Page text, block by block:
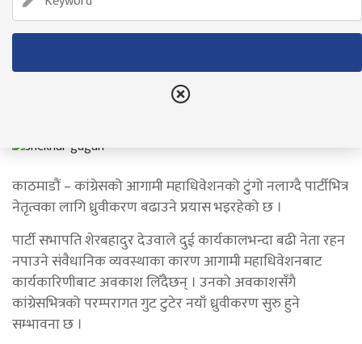
महाधिवेशन नजिकिंदै गर्दा शेखर र
गगनबीच ध्रुवीकरण सुरु
December 15, 2024
काठमाडौं – कांग्रेसको आगामी महाधिवेशनको टुंगो नलाग्दै पार्टीभित्र
नेतृत्वका लागि ध्रुवीकरण बढाउने प्रयास भइरहेको छ ।
पार्टी सभापति शेरबहादुर देउवाले दुई कार्यकालभन्दा बढी नेता रहन
नपाउने संवैधानिक व्यवस्थाका कारण आगामी महाधिवेशनबाट
कार्यकारिणीबाट अवकाश लिँदैछन् । उनको अवकाशसँगै
कांग्रेसभित्रको परम्परागत गुट टुटेर नयाँ ध्रुवीकरण सुरु हुने
सम्भावना छ ।